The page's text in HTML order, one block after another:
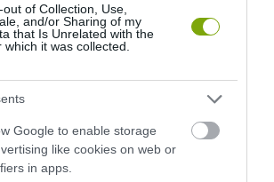
of Collection, Use,
and/or Sharing of my
that Is Unrelated with the
it was collected.
Google to enable storage
like cookies on web or
in apps.